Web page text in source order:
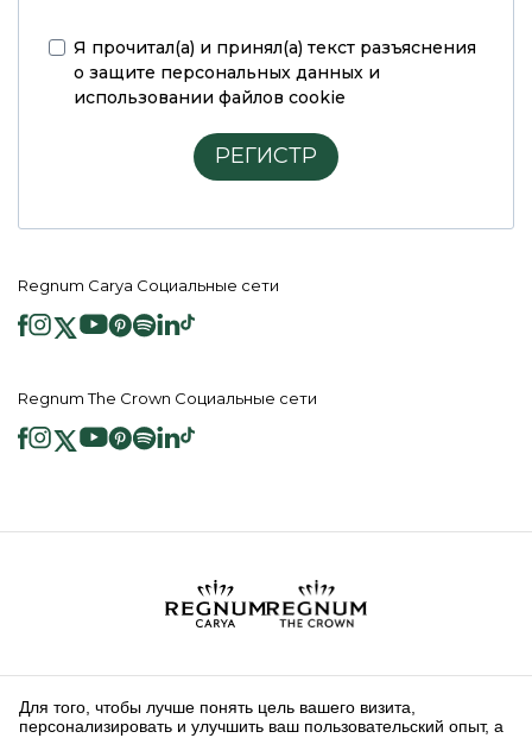
Я прочитал(а) и принял(а) текст разъяснения
о защите персональных данных и
использовании файлов cookie
РЕГИСТР
Regnum Carya Социальные сети
Regnum The Crown Социальные сети
2026 ® Regnum Hotels. Все права защищены.